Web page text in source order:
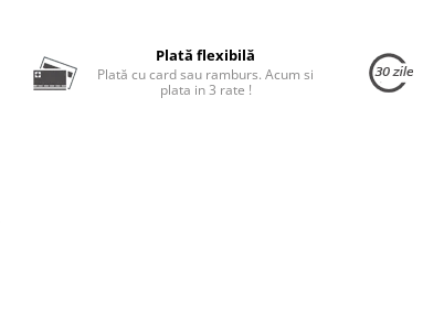
Plată flexibilă
Plată cu card sau ramburs. Acum si
plata in 3 rate !